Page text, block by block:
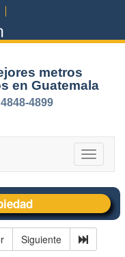
metros
en Guatemala
4848-4899
Toggle
Siguiente